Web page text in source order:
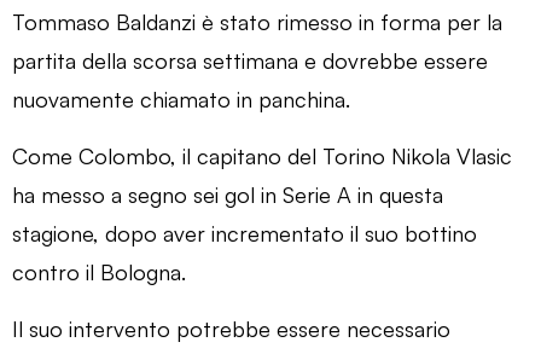
Tommaso Baldanzi è stato rimesso in forma per la
partita della scorsa settimana e dovrebbe essere
nuovamente chiamato in panchina.
Come Colombo, il capitano del Torino Nikola Vlasic
ha messo a segno sei gol in Serie A in questa
stagione, dopo aver incrementato il suo bottino
contro il Bologna.
Il suo intervento potrebbe essere necessario